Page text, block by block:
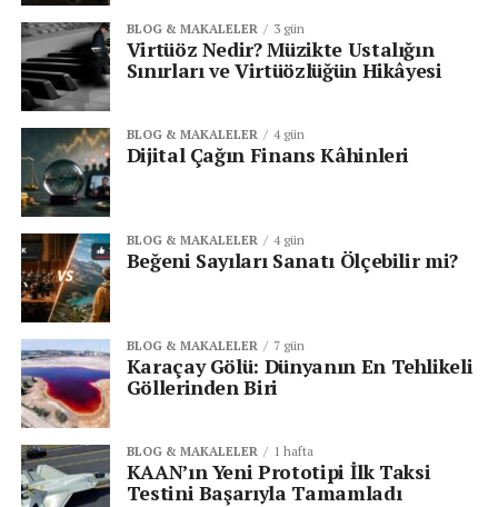
ÖNCEKI
2023 Yılında Kaç Gün Resmi Tatil Olacak?
BLOG & MAKALELER 3 gün
Virtüöz Nedir? Müzikte Ustalığın
Sınırları ve Virtüözlüğün Hikâyesi
BLOG & MAKALELER 4 gün
Dijital Çağın Finans Kâhinleri
BLOG & MAKALELER 4 gün
Beğeni Sayıları Sanatı Ölçebilir mi?
BLOG & MAKALELER 7 gün
Karaçay Gölü: Dünyanın En Tehlikeli
Göllerinden Biri
BLOG & MAKALELER 1 hafta
KAAN’ın Yeni Prototipi İlk Taksi
Testini Başarıyla Tamamladı